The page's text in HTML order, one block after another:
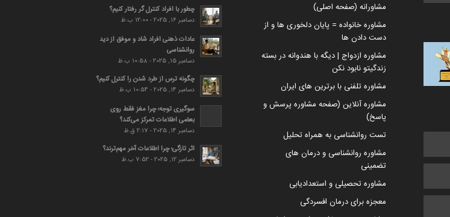
مشاورانه (صفحه اصلی)
مشاوره خانواده = پایان دلخوری ها و از
دست دادن ها
مشاوره ازدواج | دیگه با هندوانه در بسته
زندگیتو نابود نکن
مشاوره تلفنی با برترین های ایران
مشاوره آنلاین (صفحه مشاوره پرسش و
پاسخ)
تست روانشناسی به همراه تحلیل
مشاوره روانشناسی و درمان های
تضمینی
مشاوره تحصیلی و استعدادیابی
معجزه برای درمان افسردگی
چطور با افراد کنترل گر رفتار کنیم؟
دسامبر 16, 2025 - 12:00 ب.ظ
عادات ذهنی افراد شاد و موفق از دید
روانشناسی
دسامبر 15, 2025 - 10:58 ب.ظ
چگونه ترس از طرد شدن را کنترل کنیم؟
دسامبر 14, 2025 - 10:54 ب.ظ
سوگیری توجه؛ چرا مغز فقط روی
بعضی اطلاعات تمرکز می‌کند؟
دسامبر 14, 2025 - 2:17 ق.ظ
اثر تازگی؛ چرا اطلاعات آخر مهم‌ترند؟
دسامبر 12, 2025 - 7:52 ب.ظ